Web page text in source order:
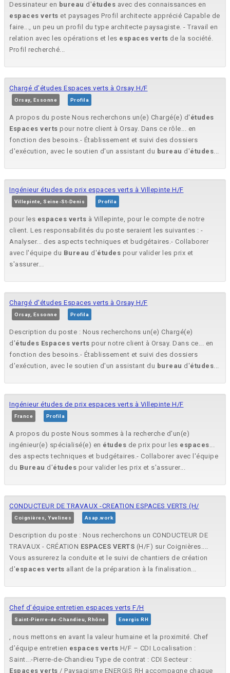
Dessinateur en bureau d'études avec des connaissances en
espaces verts et paysages Profil architecte apprécié Capable de
faire..., un peu un profil du type architecte paysagiste. - Travail en
relation avec les opérations et les espaces verts de la société.
Profil recherché...
Chargé d’études Espaces verts à Orsay H/F
Orsay, Essonne Profila
A propos du poste Nous recherchons un(e) Chargé(e) d' études
Espaces verts pour notre client à Orsay. Dans ce rôle... en
fonction des besoins.- Établissement et suivi des dossiers
d'exécution, avec le soutien d'un assistant du bureau d'études...
Ingénieur études de prix espaces verts à Villepinte H/F
Villepinte, Seine-St-Denis Profila
pour les espaces verts à Villepinte, pour le compte de notre
client. Les responsabilités du poste seraient les suivantes : -
Analyser... des aspects techniques et budgétaires.- Collaborer
avec l'équipe du Bureau d'études pour valider les prix et
s'assurer...
Chargé d'études Espaces verts à Orsay H/F
Orsay, Essonne Profila
Description du poste : Nous recherchons un(e) Chargé(e)
d'études Espaces verts pour notre client à Orsay. Dans ce... en
fonction des besoins.- Établissement et suivi des dossiers
d'exécution, avec le soutien d'un assistant du bureau d'études...
Ingénieur études de prix espaces verts à Villepinte H/F
France Profila
A propos du poste Nous sommes à la recherche d'un(e)
ingénieur(e) spécialisé(e) en études de prix pour les espaces...
des aspects techniques et budgétaires.- Collaborer avec l'équipe
du Bureau d'études pour valider les prix et s'assurer...
CONDUCTEUR DE TRAVAUX -CREATION ESPACES VERTS (H/
Coignières, Yvelines Asap.work
Description du poste : Nous recherchons un CONDUCTEUR DE
TRAVAUX - CRÉATION ESPACES VERTS (H/F) sur Coignières....
Vous assurerez la conduite et le suivi de chantiers de création
d'espaces verts allant de la préparation à la finalisation...
Chef d’équipe entretien espaces verts F/H
Saint-Pierre-de-Chandieu, Rhône Energis RH
, nous mettons en avant la valeur humaine et la proximité. Chef
d’équipe entretien espaces verts H/F – CDI Localisation :
Saint...-Pierre-de-Chandieu Type de contrat : CDI Secteur :
Espaces verts / Paysagisme ENERGIS RH accompagne chaque